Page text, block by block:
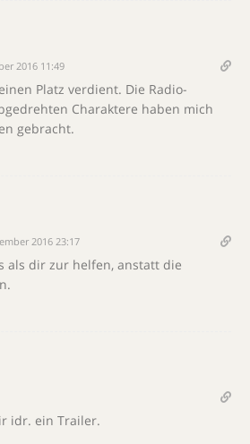
2016 11:49
Platz verdient. Die Radio-
Charaktere haben mich
gebracht.
2016 23:17
als dir zur helfen, anstatt die
idr. ein Trailer.